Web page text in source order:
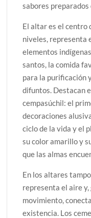
sabores
El altar es el centro
niveles, representa
elementos
santos, la comida
para la purificación
difuntos. Destacan
cempasúchil: el
decoraciones
ciclo de la vida y el
su color amarillo y
que las almas
En los altares
representa el aire
movimiento,
existencia. Los